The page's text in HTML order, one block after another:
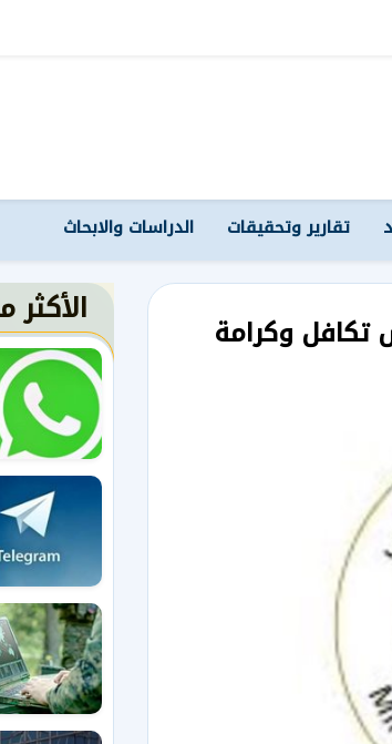
تقارير وتحقيقات الدراسات والابحاث
تكافل وكرامة